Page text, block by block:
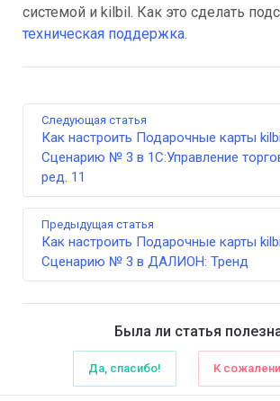
системой и kilbil. Как это сделать
техническая поддержка.
Предыдущая статья
Как настроить Подарочные карты
Сценарию № 3 в ДАЛИОН: Тренд
Следующая статья
Как настроить Подарочные карты
Сценарию № 3 в 1С:Управление
ред. 11
Была ли статья
Да, спасибо! К